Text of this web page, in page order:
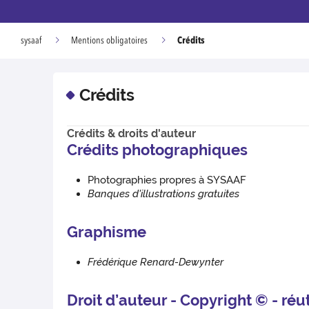
sysaaf Mentions obligatoires Crédits
Crédits
Crédits & droits d'auteur
Crédits photographiques
Photographies propres à SYSAAF
Banques d'illustrations gratuites
Graphisme
Frédérique Renard-Dewynter
Droit d’auteur - Copyright © -